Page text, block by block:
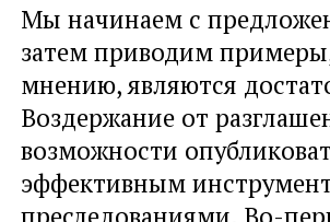
Мы начинаем с
затем приводим
мнению, являются
Воздержание от
возможности
эффективным
преследованиями. Во-